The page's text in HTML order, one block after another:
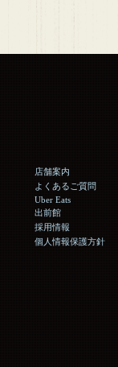
店舗案内
よくあるご質問
Uber Eats
出前館
採用情報
個人情報保護方針